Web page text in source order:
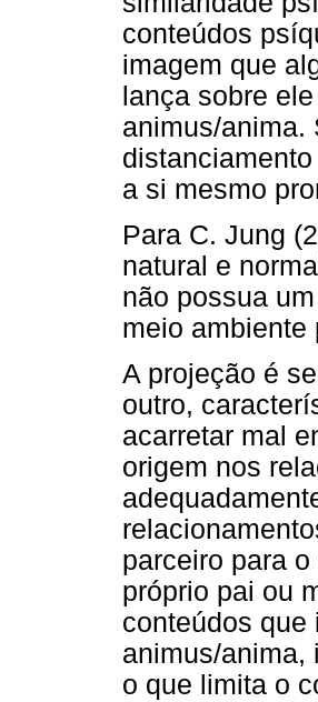
conteúdos
imagem que
lança sobre
animus/anima.
a si mesmo
Para C. Jung
natural e
não possua
meio ambiente
A projeção é
outro,
acarretar mal
origem nos
parceiro para
próprio pai ou
conteúdos que
animus/anima,
o que limita o